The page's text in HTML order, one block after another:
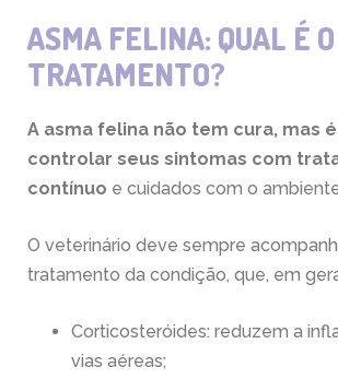
ASMA FELINA: QUAL É O
TRATAMENTO?
A asma felina não tem cura, mas
controlar seus sintomas com
contínuo e cuidados com o
O veterinário deve sempre
tratamento da condição, que, em
Corticosteróides: reduzem a
vias aéreas;